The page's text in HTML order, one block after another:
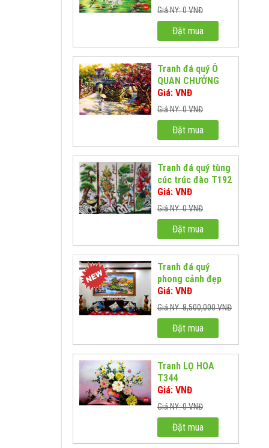
Giá NY: 0 VNĐ
Đặt mua
Tranh đá quý Ô
QUAN CHƯỞNG
T359
Giá: VNĐ
Giá NY: 0 VNĐ
Đặt mua
Tranh đá quý tùng
cúc trúc đào T192
Giá: VNĐ
Giá NY: 0 VNĐ
Đặt mua
Tranh đá quý
phong cảnh đẹp
T322
Giá: VNĐ
Giá NY: 8,500,000 VNĐ
Đặt mua
Tranh LỌ HOA
T344
Giá: VNĐ
Giá NY: 0 VNĐ
Đặt mua